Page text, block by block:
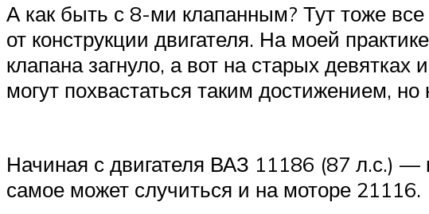
А как быть с 8-ми клапанным? Тут тоже
от конструкции двигателя. На моей
клапана загнуло, а вот на старых
могут похвастаться таким достижением, но
Начиная с двигателя ВАЗ 11186 (87 л.с.) —
самое может случиться и на моторе 21116.